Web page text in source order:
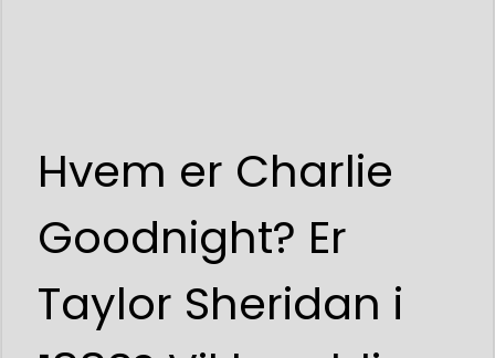
Hvem er Charlie
Goodnight? Er
Taylor Sheridan i